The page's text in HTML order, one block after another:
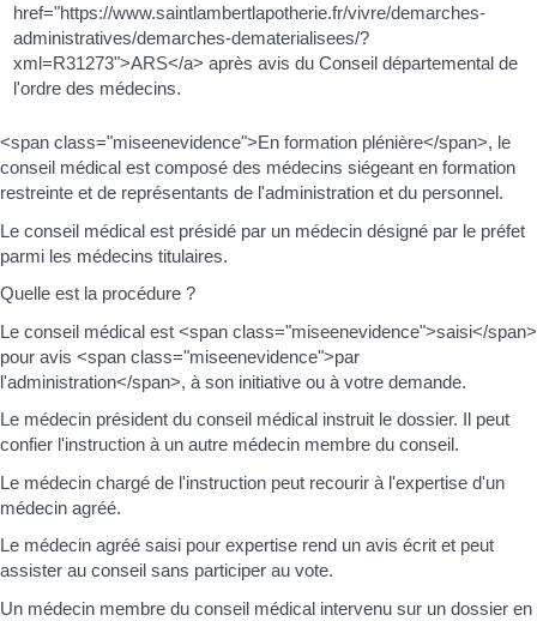
href="https://www.saintlambertlapotherie.fr/vivre/demarches-
administratives/demarches-dematerialisees/?
xml=R31273">ARS</a> après avis du Conseil départemental de
l'ordre des médecins.
<span class="miseenevidence">En formation plénière</span>, le
conseil médical est composé des médecins siégeant en formation
restreinte et de représentants de l'administration et du personnel.
Le conseil médical est présidé par un médecin désigné par le préfet
parmi les médecins titulaires.
Quelle est la procédure ?
Le conseil médical est <span class="miseenevidence">saisi</span>
pour avis <span class="miseenevidence">par
l'administration</span>, à son initiative ou à votre demande.
Le médecin président du conseil médical instruit le dossier. Il peut
confier l'instruction à un autre médecin membre du conseil.
Le médecin chargé de l'instruction peut recourir à l'expertise d'un
médecin agréé.
Le médecin agréé saisi pour expertise rend un avis écrit et peut
assister au conseil sans participer au vote.
Un médecin membre du conseil médical intervenu sur un dossier en